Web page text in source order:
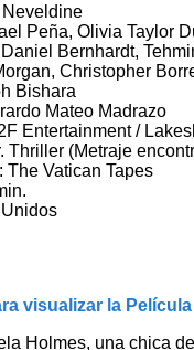
Neveldine
Peña, Olivia Taylor
Bernhardt,
Christopher
Bishara
Mateo Madrazo
Entertainment /
Thriller (Metraje
The Vatican Tapes
visualizar la Película
Holmes, una chica